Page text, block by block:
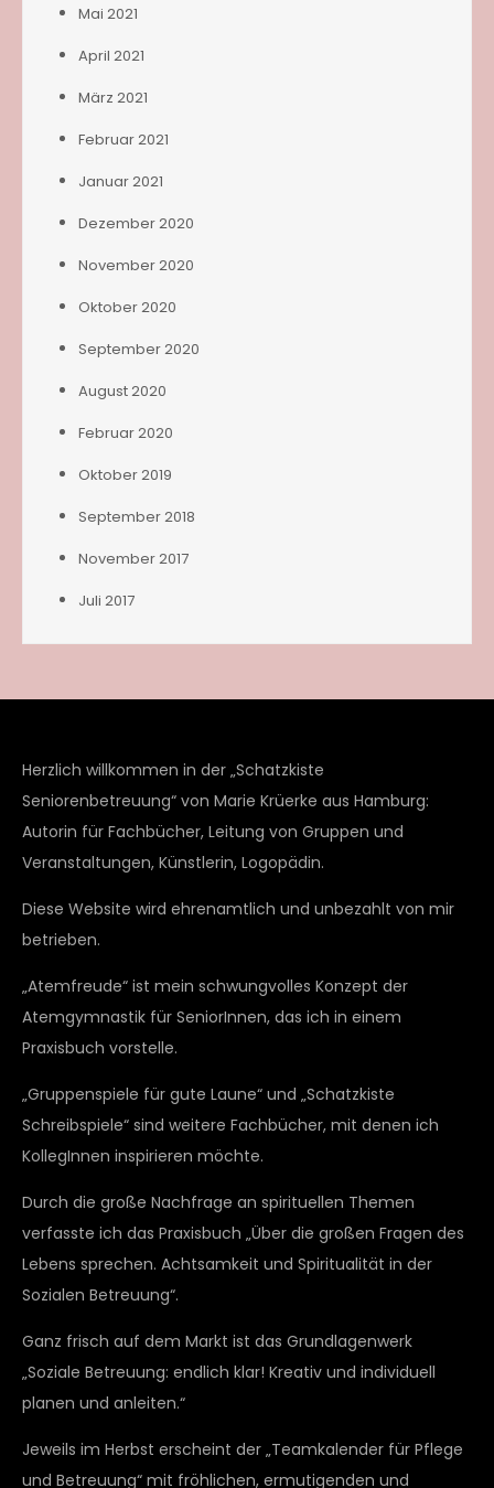
Mai 2021
April 2021
März 2021
Februar 2021
Januar 2021
Dezember 2020
November 2020
Oktober 2020
September 2020
August 2020
Februar 2020
Oktober 2019
September 2018
November 2017
Juli 2017
Herzlich willkommen in der „Schatzkiste
Seniorenbetreuung“ von Marie Krüerke aus Hamburg:
Autorin für Fachbücher, Leitung von Gruppen und
Veranstaltungen, Künstlerin, Logopädin.
Diese Website wird ehrenamtlich und unbezahlt von mir
betrieben.
„Atemfreude“ ist mein schwungvolles Konzept der
Atemgymnastik für SeniorInnen, das ich in einem
Praxisbuch vorstelle.
„Gruppenspiele für gute Laune“ und „Schatzkiste
Schreibspiele“ sind weitere Fachbücher, mit denen ich
KollegInnen inspirieren möchte.
Durch die große Nachfrage an spirituellen Themen
verfasste ich das Praxisbuch „Über die großen Fragen des
Lebens sprechen. Achtsamkeit und Spiritualität in der
Sozialen Betreuung“.
Ganz frisch auf dem Markt ist das Grundlagenwerk
„Soziale Betreuung: endlich klar! Kreativ und individuell
planen und anleiten.“
Jeweils im Herbst erscheint der „Teamkalender für Pflege
und Betreuung“ mit fröhlichen, ermutigenden und